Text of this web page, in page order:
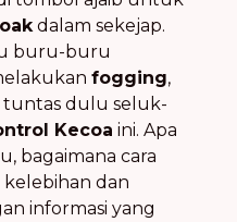
dalam sekejap.
buru-buru
fogging,
tuntas dulu seluk-
Kecoa ini. Apa
bagaimana cara
kelebihan dan
informasi yang